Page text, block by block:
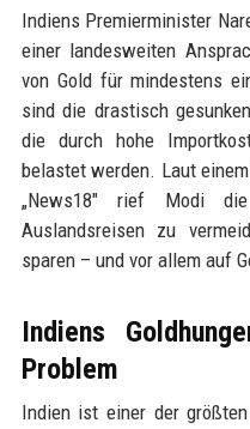
Indiens Premierminister
einer landesweiten
von Gold für mindestens
sind die drastisch
die durch hohe
belastet werden. Laut
„News18" rief Modi
Auslandsreisen zu
sparen – und vor allem auf
Indiens
Problem
Indien ist einer der